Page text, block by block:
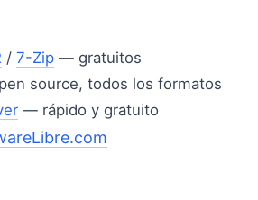
/ 7-Zip — gratuitos
source, todos los formatos
— rápido y gratuito